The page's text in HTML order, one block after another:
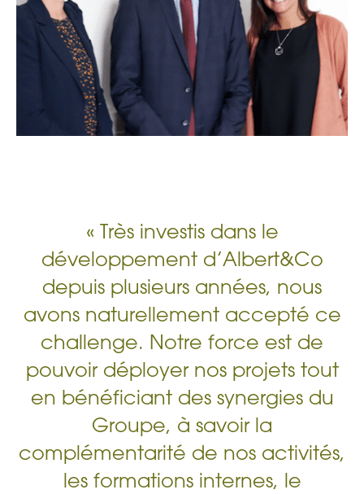
« Très investis dans le
développement d’Albert&Co
depuis plusieurs années, nous
avons naturellement accepté ce
challenge. Notre force est de
pouvoir déployer nos projets tout
en bénéficiant des synergies du
Groupe, à savoir la
complémentarité de nos activités,
les formations internes, le